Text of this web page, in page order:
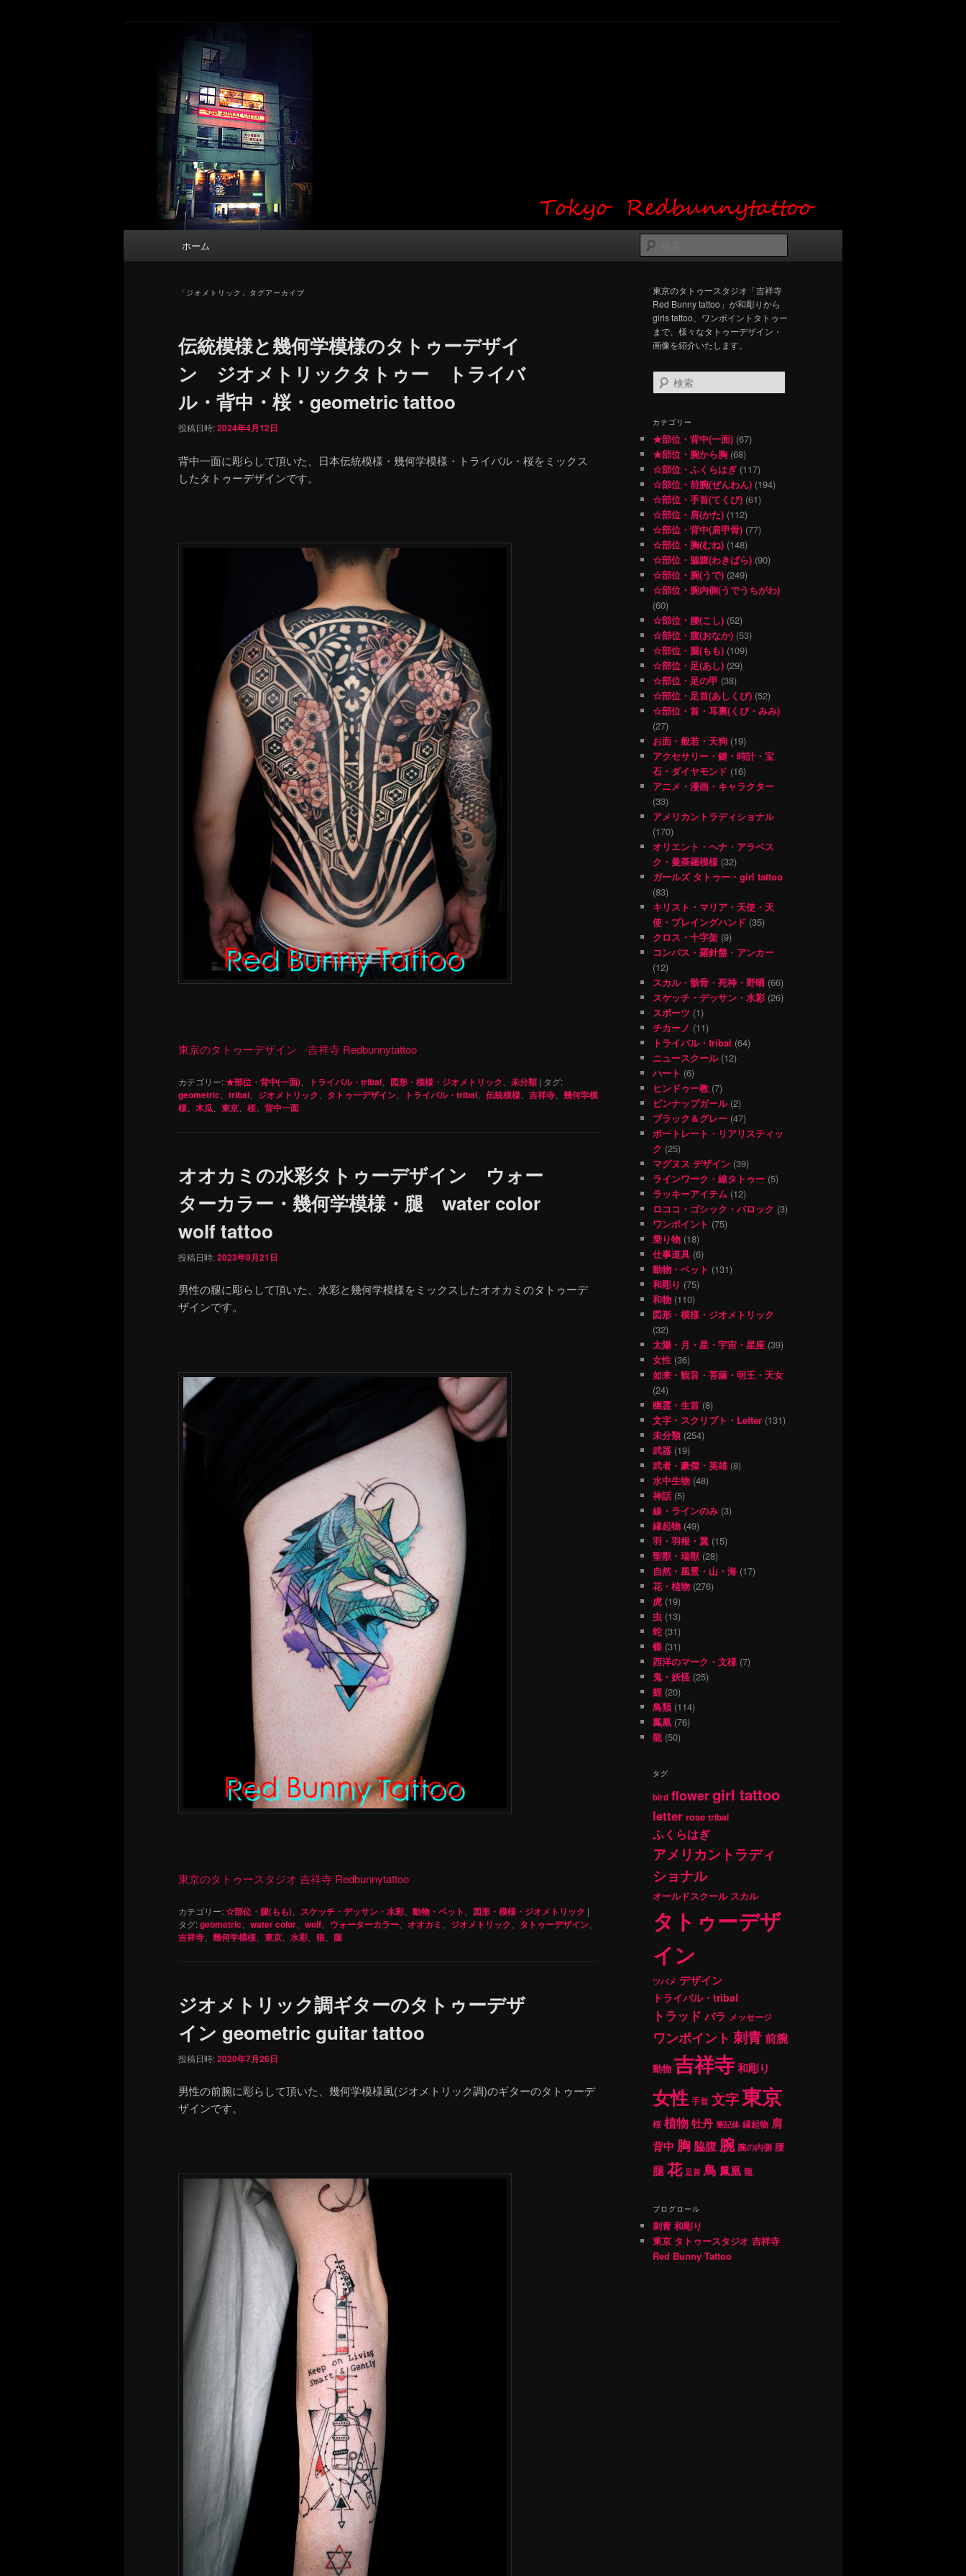
東京 タトゥースタジオ 吉祥寺 Red Bunny
Tattoo タトゥーデザイン・タトゥー画像
タトゥーデザイン・画像の紹介（和彫り・ワンポイント・girl tattoo）
索
ホーム
「 ジオメトリック 」タグアーカイブ
伝統模様と幾何学模様のタトゥーデザイ
ン ジオメトリックタトゥー トライバ
ル・背中・桜・geometric tattoo
投稿日時:2024年4月12日
背中一面に彫らして頂いた、日本伝統模様・幾何学模様・トライバル・桜をミックス
したタトゥーデザインです。
東京のタトゥーデザイン 吉祥寺 Redbunnytattoo
カテゴリー:★部位・背中(一面)、 トライバル・tribal、 図形・模様・ジオメトリック、 未分類 | タグ:
geometric、 tribal、 ジオメトリック、 タトゥーデザイン、 トライバル・tribal、 伝統模様、 吉祥寺、 幾何学模
様、 木瓜、 東京、 桜、 背中一面
オオカミの水彩タトゥーデザイン ウォー
ターカラー・幾何学模様・腿 water color
wolf tattoo
投稿日時:2023年9月21日
男性の腿に彫らして頂いた、水彩と幾何学模様をミックスしたオオカミのタトゥーデ
ザインです。
東京のタトゥースタジオ 吉祥寺 Redbunnytattoo
カテゴリー:☆部位・腿(もも) スケッチ・デッサン・水彩 動物・ペット 図形・模様・ジオメトリック |
タグ:geometric water color wolf ウォーターカラー オオカミ ジオメトリック タトゥーデザイン
吉祥寺 幾何学模様 東京 水彩 狼 腿
ジオメトリック調ギターのタトゥーデザ
イン geometric guitar tattoo
投稿日時:2020年7月26日
男性の前腕に彫らして頂いた、幾何学模様風(ジオメトリック調)のギターのタトゥーデ
ザインです。
東京のタトゥースタジオ「吉祥寺
Red Bunny tattoo」が和彫りから
girls tattoo、ワンポイントタトゥー
まで、様々なタトゥーデザイン・
画像を紹介いたします。
検
索
カテゴリー
★部位・背中(一面) (67)
★部位・腕から胸 (68)
☆部位・ふくらはぎ (117)
☆部位・前腕(ぜんわん) (194)
☆部位・手首(てくび) (61)
☆部位・肩(かた) (112)
☆部位・背中(肩甲骨) (77)
☆部位・胸(むね) (148)
☆部位・脇腹(わきばら) (90)
☆部位・腕(うで) (249)
☆部位・腕内側(うでうちがわ)
(60)
☆部位・腰(こし) (52)
☆部位・腹(おなか) (53)
☆部位・腿(もも) (109)
☆部位・足(あし) (29)
☆部位・足の甲 (38)
☆部位・足首(あしくび) (52)
☆部位・首・耳裏(くび・みみ)
(27)
お面・般若・天狗 (19)
アクセサリー・鍵・時計・宝
石・ダイヤモンド (16)
アニメ・漫画・キャラクター
(33)
アメリカントラディショナル
(170)
オリエント・ヘナ・アラベス
ク・曼荼羅模様 (32)
ガールズ タトゥー・girl tattoo
(83)
キリスト・マリア・天使・天
使・プレイングハンド (35)
クロス・十字架 (9)
コンパス・羅針盤・アンカー
(12)
スカル・骸骨・死神・野晒 (66)
スケッチ・デッサン・水彩 (26)
スポーツ (1)
チカーノ (11)
トライバル・tribal (64)
ニュースクール(12)
ハート (6)
ヒンドゥー教 (7)
ピンナップガール(2)
ブラック＆グレー (47)
ポートレート・リアリスティッ
ク (25)
マグヌス デザイン (39)
ラインワーク・線タトゥー (5)
ラッキーアイテム (12)
ロココ・ゴシック・バロック (3)
ワンポイント (75)
乗り物 (18)
仕事道具 (6)
動物・ペット (131)
和彫り (75)
和物 (110)
図形・模様・ジオメトリック
(32)
太陽・月・星・宇宙・星座 (39)
女性 (36)
如来・観音・菩薩・明王・天女
(24)
幽霊・生首 (8)
文字・スクリプト・Letter (131)
未分類(254)
武器 (19)
武者・豪傑・英雄(8)
水中生物 (48)
神話 (5)
線・ラインのみ (3)
縁起物 (49)
羽・羽根・翼 (15)
聖獣・瑞獣 (28)
自然・風景・山・海 (17)
花・植物 (276)
虎 (19)
虫 (13)
蛇 (31)
蝶 (31)
西洋のマーク・文様 (7)
鬼・妖怪 (25)
鯉 (20)
鳥類(114)
鳳凰 (76)
龍 (50)
タグ
bird flowergirl tattoo
letter rose tribal
ふくらはぎ
アメリカントラディ
ショナル
オールドスクール スカル
タトゥーデザ
イン
ツバメ デザイン
トライバル・tribal
トラッド バラ メッセージ
ワンポイント 刺青前腕
動物 吉祥寺和彫り
女性 手首 文字東京
桜 植物牡丹 筆記体 縁起物 肩
背中 胸 脇腹 腕 腕の内側 腰
腿花 足首 鳥 鳳凰 龍
ブログロール
刺青 和彫り
東京 タトゥースタジオ 吉祥寺
Red Bunny Tattoo